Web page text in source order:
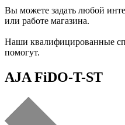
Вы можете задать любой
или работе магазина.
Наши квалифицированные
помогут.
AJA FiDO-T-ST